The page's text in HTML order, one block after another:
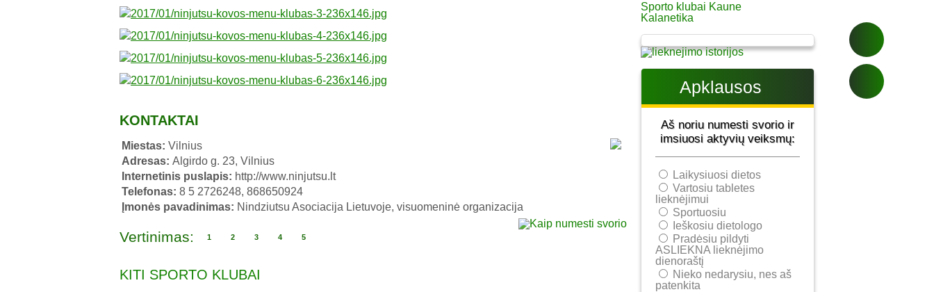
KONTAKTAI
Miestas: Vilnius
Adresas: Algirdo g. 23, Vilnius
Internetinis puslapis: http://www.ninjutsu.lt
Telefonas: 8 5 2726248, 868650924
Įmonės pavadinimas: Nindziutsu Asociacija Lietuvoje, visuomeninė organizacija
Vertinimas: 1 2 3 4 5
KITI SPORTO KLUBAI
Sporto klubai Kaune
Kalanetika
Apklausos
Aš noriu numesti svorio ir
imsiuosi aktyvių veiksmų:
Laikysiuosi dietos
Vartosiu tabletes
lieknėjimui
Sportuosiu
Ieškosiu dietologo
Pradėsiu pildyti
ASLIEKNA lieknėjimo
dienoraštį
Nieko nedarysiu, nes aš
patenkita